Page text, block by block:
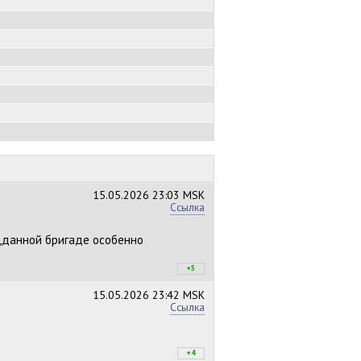
15.05.2026 23:03 MSK
Ссылка
бригаде особенно
+5
/–0
15.05.2026 23:42 MSK
Ссылка
+4
/–0